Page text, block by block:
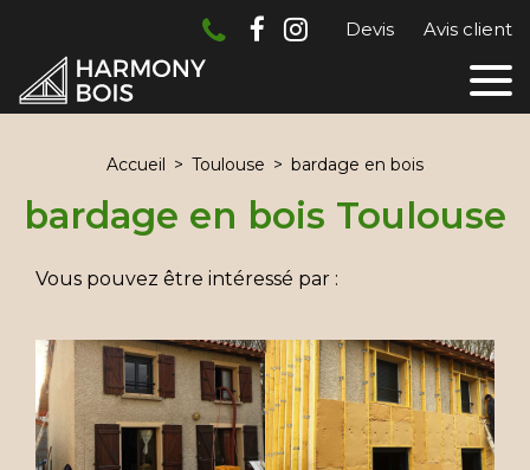
Devis Avis client
Accueil Toulouse bardage en bois
bardage en bois Toulouse
Vous pouvez être intéressé par :